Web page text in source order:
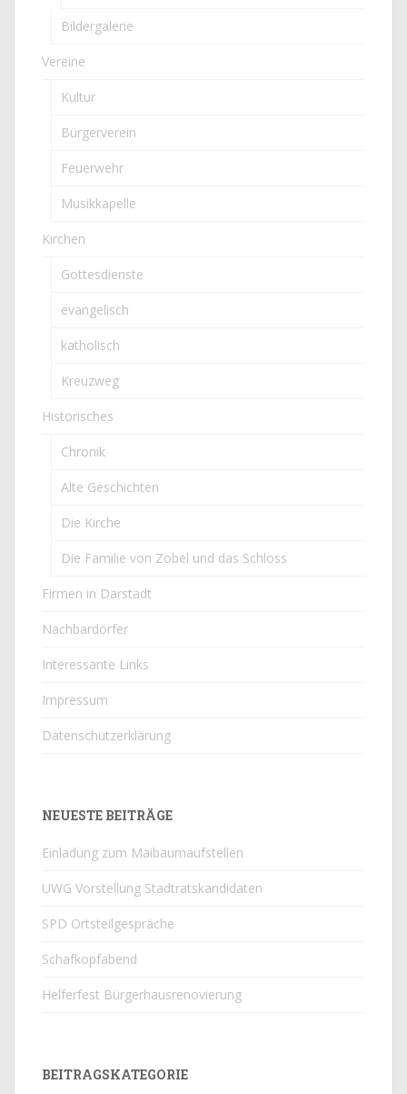
Bildergalerie
Vereine
Kultur
Bürgerverein
Feuerwehr
Musikkapelle
Kirchen
Gottesdienste
evangelisch
katholisch
Kreuzweg
Historisches
Chronik
Alte Geschichten
Die Kirche
Die Familie von Zobel und das Schloss
Firmen in Darstadt
Nachbardörfer
Interessante Links
Impressum
Datenschutzerklärung
NEUESTE BEITRÄGE
Einladung zum Maibaumaufstellen
UWG Vorstellung Stadtratskandidaten
SPD Ortsteilgespräche
Schafkopfabend
Helferfest Bürgerhausrenovierung
BEITRAGSKATEGORIE